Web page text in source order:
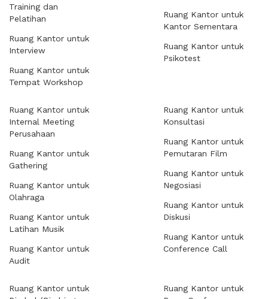
Training dan
Pelatihan
Ruang Kantor untuk
Interview
Ruang Kantor untuk
Tempat Workshop
Ruang Kantor untuk
Kantor Sementara
Ruang Kantor untuk
Psikotest
Ruang Kantor untuk
Internal Meeting
Perusahaan
Ruang Kantor untuk
Gathering
Ruang Kantor untuk
Olahraga
Ruang Kantor untuk
Latihan Musik
Ruang Kantor untuk
Audit
Ruang Kantor untuk
Konsultasi
Ruang Kantor untuk
Pemutaran Film
Ruang Kantor untuk
Negosiasi
Ruang Kantor untuk
Diskusi
Ruang Kantor untuk
Conference Call
Ruang Kantor untuk
Ruang Kantor untuk